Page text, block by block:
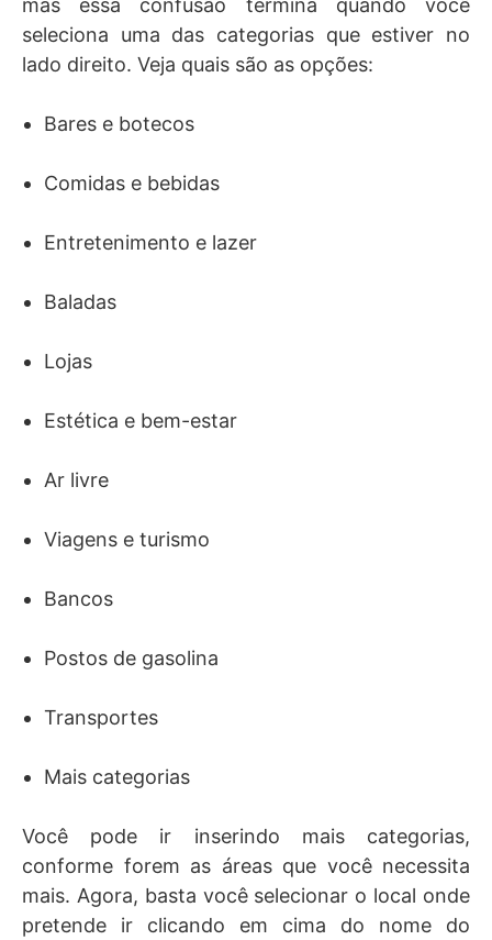
mas essa confusão termina quando você
seleciona uma das categorias que estiver no
lado direito. Veja quais são as opções:
Bares e botecos
Comidas e bebidas
Entretenimento e lazer
Baladas
Lojas
Estética e bem-estar
Ar livre
Viagens e turismo
Bancos
Postos de gasolina
Transportes
Mais categorias
Você pode ir inserindo mais categorias,
conforme forem as áreas que você necessita
mais. Agora, basta você selecionar o local onde
pretende ir clicando em cima do nome do